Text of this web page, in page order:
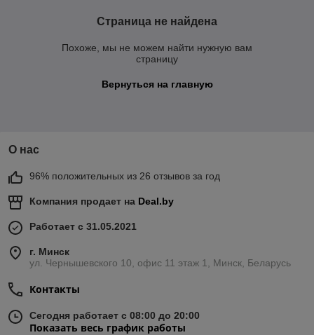
Страница не найдена
Похоже, мы не можем найти нужную вам
страницу
Вернуться на главную
О нас
96% положительных из 26 отзывов за год
Компания продает на Deal.by
Работает с 31.05.2021
г. Минск
ул. Чернышевского 10, офис 11 этаж 1, Минск, Беларусь
Контакты
Сегодня работает с 08:00 до 20:00
Показать весь график работы